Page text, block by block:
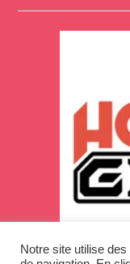
Notre site utilise